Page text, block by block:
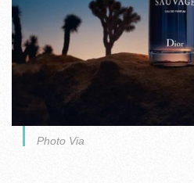
Photo Via